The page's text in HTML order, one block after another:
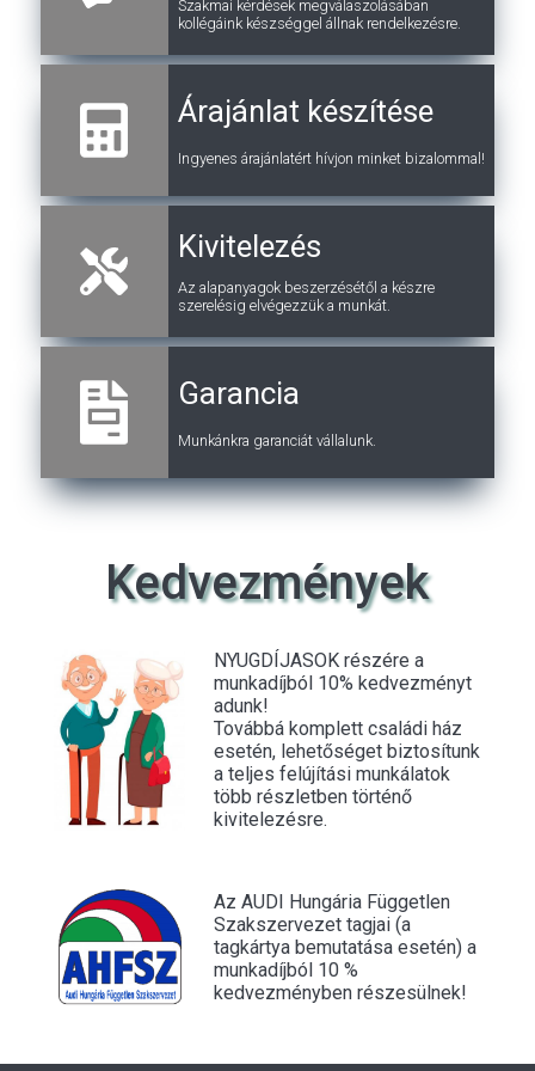
Szakmai kérdések megválaszolásában
kollégáink készséggel állnak rendelkezésre.
Árajánlat készítése
Ingyenes árajánlatért hívjon minket bizalommal!
Kivitelezés
Az alapanyagok beszerzésétől a készre
szerelésig elvégezzük a munkát.
Garancia
Munkánkra garanciát vállalunk.
Kedvezmények
NYUGDÍJASOK részére a
munkadíjból 10% kedvezményt
adunk!
Továbbá komplett családi ház
esetén, lehetőséget biztosítunk
a teljes felújítási munkálatok
több részletben történő
kivitelezésre.
Az AUDI Hungária Független
Szakszervezet tagjai (a
tagkártya bemutatása esetén) a
munkadíjból 10 %
kedvezményben részesülnek!